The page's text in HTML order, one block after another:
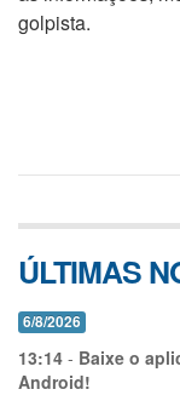
golpista.
ÚLTIMAS
6/8/2026
13:14 - Baixe o
Android!